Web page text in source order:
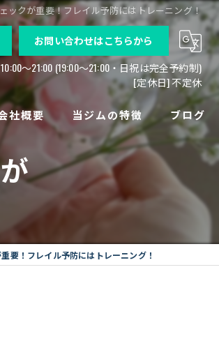
ックが重要！フレイル予防にはトレーニング！
お問い合わせはこちらから
〜21:00 (19:00～21:00・日祝は完全予約制)
[定休日] 不定休
社概要
求人募集
当ジムの特徴
パーソナルトレーニング
病気後
ブログ
要！フレイル予防にはトレーニング！